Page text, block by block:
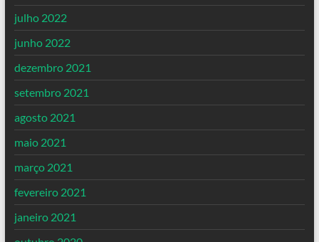
julho 2022
junho 2022
dezembro 2021
setembro 2021
agosto 2021
maio 2021
março 2021
fevereiro 2021
janeiro 2021